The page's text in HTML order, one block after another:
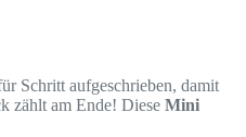
Schritt aufgeschrieben, damit
zählt am Ende! Diese Mini